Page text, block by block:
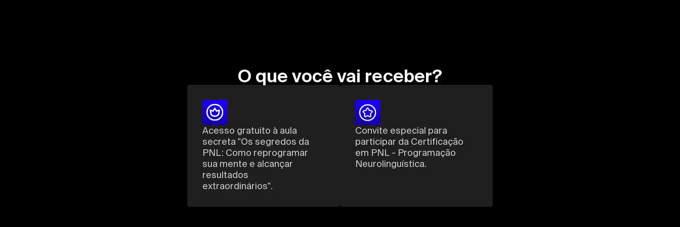
O que você vai receber?
Acesso gratuito à aula
secreta "Os segredos da
PNL: Como reprogramar
sua mente e alcançar
resultados
extraordinários".
Convite especial para
participar da Certificação
em PNL - Programação
Neurolinguística.